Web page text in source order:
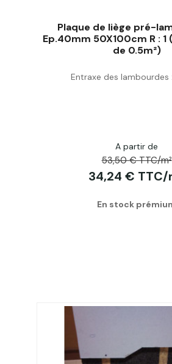
Plaque de liège pré-
Ep.40mm 50X100cm R : 1
de 0.5m²)
Entraxe des lambourdes
A partir de
53,50 € TTC/m²
34,24 € TTC/
En stock